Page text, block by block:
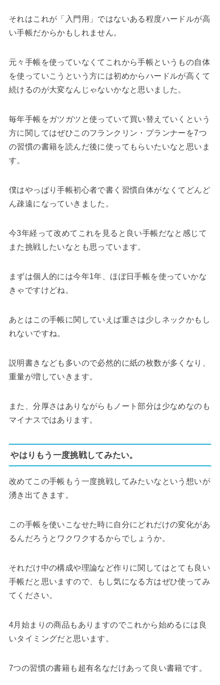
それはこれが「入門用」ではないある程度ハードルが高
い手帳だからかもしれません。
元々手帳を使っていなくてこれから手帳というもの自体
を使っていこうという方には初めからハードルが高くて
続けるのが大変なんじゃないかなと思いました。
毎年手帳をガツガツと使っていて買い替えていくという
方に関してはぜひこのフランクリン・プランナーを7つ
の習慣の書籍を読んだ後に使ってもらいたいなと思いま
す。
僕はやっぱり手帳初心者で書く習慣自体がなくてどんど
ん疎遠になっていきました。
今3年経って改めてこれを見ると良い手帳だなと感じて
また挑戦したいなとも思っています。
まずは個人的には今年1年、ほぼ日手帳を使っていかな
きゃですけどね。
あとはこの手帳に関していえば重さは少しネックかもし
れないですね。
説明書きなども多いので必然的に紙の枚数が多くなり、
重量が増していきます。
また、分厚さはありながらもノート部分は少なめなのも
マイナスではあります。
やはりもう一度挑戦してみたい。
改めてこの手帳もう一度挑戦してみたいなという想いが
湧き出てきます。
この手帳を使いこなせた時に自分にどれだけの変化があ
るんだろうとワクワクするからでしょうか。
それだけ中の構成や理論など作りに関してはとても良い
手帳だと思いますので、もし気になる方はぜひ使ってみ
てください。
4月始まりの商品もありますのでこれから始めるには良
いタイミングだと思います。
7つの習慣の書籍も超有名なだけあって良い書籍です。